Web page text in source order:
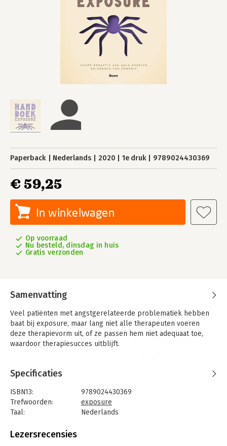
Paperback Nederlands 2020 1e druk 9789024430369
€ 59,25
In winkelwagen
Op voorraad
Nu besteld, dinsdag in huis
Gratis verzonden
Samenvatting
Veel patiënten met angstgerelateerde problematiek hebben
baat bij exposure, maar lang niet alle therapeuten voeren
deze therapievorm uit, of ze passen hem niet adequaat toe,
waardoor therapiesucces uitblijft.
bedrieglijk. Dit boek faciliteert therapeuten in het beter
begrijpen en uitvoeren van een interventie die niet alleen bij
de patiënt soms spanning oproept, maar ook bij henzelf.
Exposure aan exposure. Met als doel zowel effectievere en
kortere behandelingen als meer werkplezier.
Handboek exposure is een overzichtswerk waarin de theorie,
evidentie en uitvoering van alle vormen van exposure
Specificaties
ISBN13:
9789024430369
Trefwoorden:
exposure
Taal:
Nederlands
Aantal pagina's:
Lezersrecensies